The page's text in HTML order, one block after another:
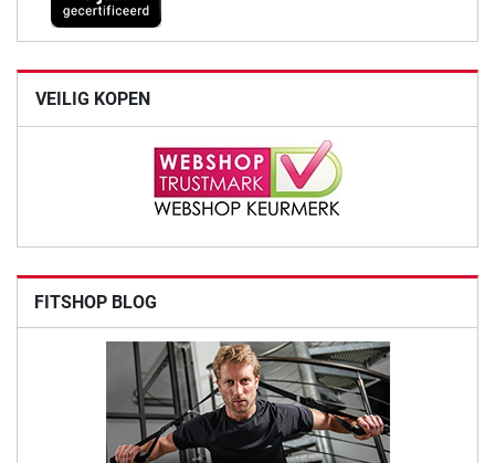
VEILIG KOPEN
FITSHOP BLOG